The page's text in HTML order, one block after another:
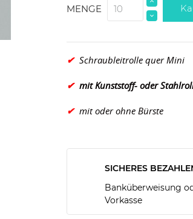
MENGE
✔ Schraubleitrolle quer Mini
✔ mit Kunststoff- oder
✔ mit oder ohne Bürste
SICHERES
Banküberweisung
Vorkasse